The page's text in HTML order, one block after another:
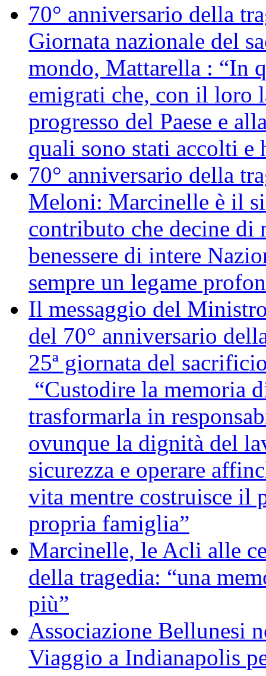
70° anniversario della
Giornata nazionale del
mondo, Mattarella : “In
emigrati che, con il loro
progresso del Paese e
quali sono stati accolti e
70° anniversario della
Meloni: Marcinelle è il
contributo che decine
benessere di intere
sempre un legame
Il messaggio del
del 70° anniversario
25ª giornata del
“Custodire la memoria
trasformarla in
ovunque la dignità del
sicurezza e operare
vita mentre costruisce il
propria famiglia”
Marcinelle, le Acli alle
della tragedia: “una
più”
Associazione Bellunesi
Viaggio a Indianapolis